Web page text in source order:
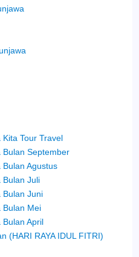
Tour Travel
Bulan September
Bulan Agustus
Bulan Juli
Bulan Juni
Bulan Mei
Bulan April
(HARI RAYA IDUL FITRI)